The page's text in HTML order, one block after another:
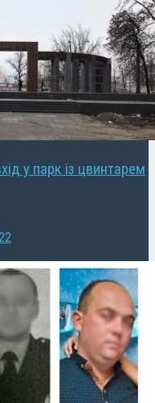
у парк із цвинтарем